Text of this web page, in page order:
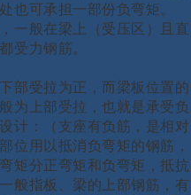
也可承担一部份负弯矩。
一般在梁上（受压区）且直
受力钢筋。
部受拉为正，而梁板位置的
为上部受拉，也就是承受负
计：
（支座有负筋，是相对
位用以抵消负弯矩的钢筋，
矩分正弯矩和负弯矩，抵抗
般指板、梁的上部钢筋，有